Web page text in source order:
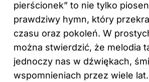
pierścionek” to nie tylko
prawdziwy hymn, który
czasu oraz pokoleń. W
można stwierdzić, że melodia
jednoczy nas w dźwiękach,
wspomnieniach przez wiele